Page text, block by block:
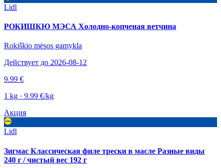
Lidl
РОКИШКЮ МЭСА Холодно-копченая ветчина
Rokiškio mėsos gamykla
Действует до 2026-08-12
9.99 €
1 kg · 9.99 €/kg
Акция
Lidl
Зигмас Классическая филе трески в масле Разные виды
240 г / чистый вес 192 г